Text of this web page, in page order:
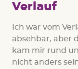
Verlauf
Ich war vom
absehbar, aber
kam mir rund
nicht anders